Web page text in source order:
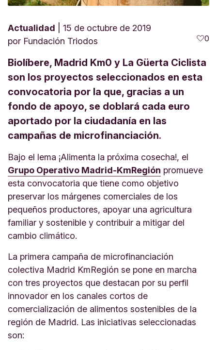
Actualidad
15 de octubre de 2019
por Fundación Triodos 0
Biolíbere, Madrid Km0 y La Güerta Ciclista
son los proyectos seleccionados en esta
convocatoria por la que, gracias a un
fondo de apoyo, se doblará cada euro
aportado por la ciudadanía en las
campañas de microfinanciación.
Bajo el lema ¡Alimenta la próxima cosecha!, el
Grupo Operativo Madrid-KmRegión promueve
esta convocatoria que tiene como objetivo
preservar los márgenes comerciales de los
pequeños productores, apoyar una agricultura
familiar y sostenible y contribuir a mitigar del
cambio climático.
La primera campaña de microfinanciación
colectiva Madrid KmRegión se pone en marcha
con tres proyectos que destacan por su perfil
innovador en los canales cortos de
comercialización de alimentos sostenibles de la
región de Madrid. Las iniciativas seleccionadas
son: